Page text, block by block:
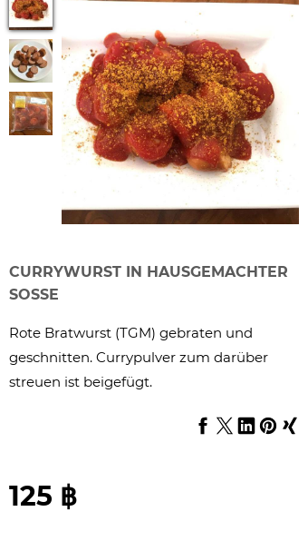
CURRYWURST IN HAUSGEMACHTER
SOSSE
Rote Bratwurst (TGM) gebraten und
geschnitten. Currypulver zum darüber
streuen ist beigefügt.
125 ฿